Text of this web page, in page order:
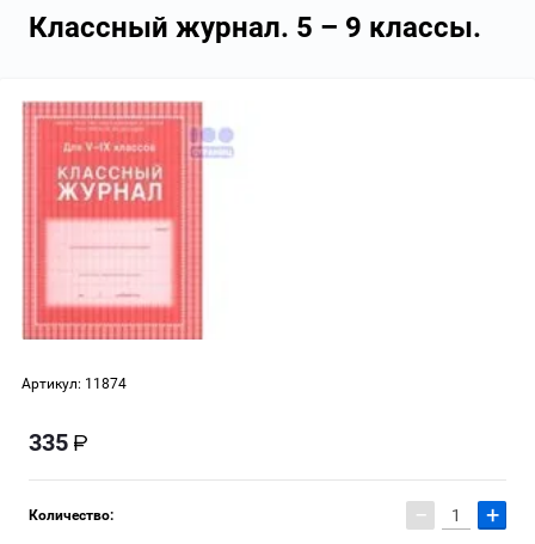
Классный журнал. 5 – 9 классы.
Артикул: 11874
335
Количество: − +